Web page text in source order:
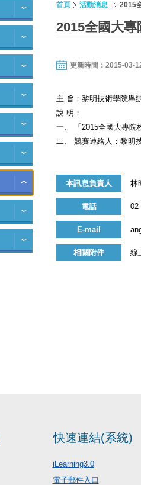
首頁 活動消息 2015
2015全國大
更新時間：2015-03-
主 旨：黎明技術學院舉
說 明：
一、 「2015全國大專院
二、 競賽連絡人：黎明
本訊息負責人 林
電話
E-mail
相關附件 線
快速連結(系統)
iLearning3.0
電子郵件入口